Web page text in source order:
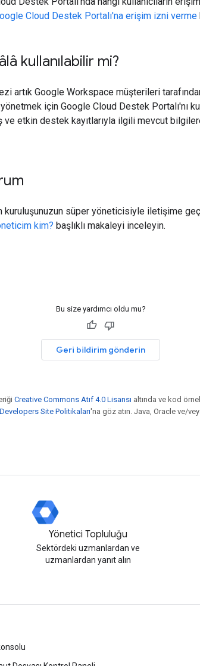
Cloud Destek Portalı'na erişim izni verme
kullanılabilir mi?
artık Google Workspace müşterileri
için Google Cloud Destek Portalı'nı
ve etkin destek kayıtlarıyla ilgili mevcut
süper yöneticisiyle iletişime
kim? başlıklı makaleyi inceleyin.
Bu size yardımcı oldu mu?
Geri bildirim gönderin
Creative Commons Atıf 4.0 Lisansı altında ve kod
Site Politikaları'na göz atın. Java, Oracle ve/
Yönetici Topluluğu
Sektördeki uzmanlardan ve
uzmanlardan yanıt alın